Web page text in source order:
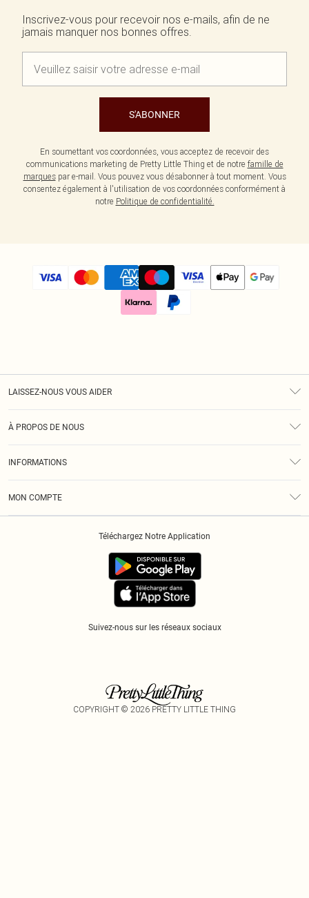
Inscrivez-vous pour recevoir nos e-mails, afin de ne
jamais manquer nos bonnes offres.
S'ABONNER
En soumettant vos coordonnées, vous acceptez de recevoir des
communications marketing de Pretty Little Thing et de notre famille de
marquespar e-mail. Vous pouvez vous désabonner à tout moment. Vous
consentez également à l'utilisation de vos coordonnées conformément à
notre Politique de confidentialité.
LAISSEZ-NOUS VOUS AIDER
À PROPOS DE NOUS
INFORMATIONS
MON COMPTE
Suivez-nous sur les réseaux sociaux
Téléchargez Notre Application
COPYRIGHT © 2026 PRETTY LITTLE THING